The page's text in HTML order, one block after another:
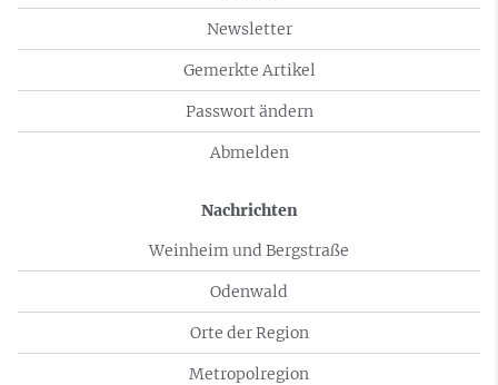
Newsletter
Gemerkte Artikel
Passwort ändern
Abmelden
Nachrichten
Weinheim und Bergstraße
Odenwald
Orte der Region
Metropolregion